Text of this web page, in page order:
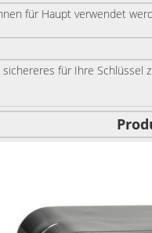
für Haupt verwendet
für Ihre Schlüssel